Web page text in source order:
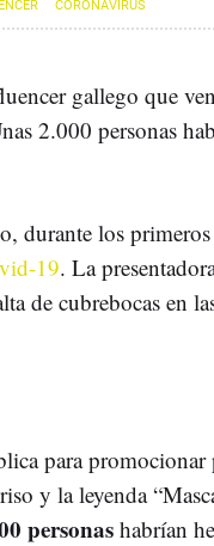
CORONAVIRUS
gallego que
2.000 personas
durante los
19. La
de cubrebocas en
para promocionar
y la leyenda
personas habrían